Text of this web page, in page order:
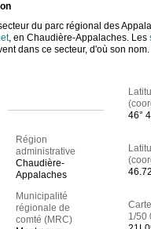
du parc régional des
, en Chaudière-Appalaches. Les
dans ce secteur, d'où son nom.
Région
administrative
Chaudière-
Appalaches
Municipalité
régionale de
comté (MRC)
46°
1/50